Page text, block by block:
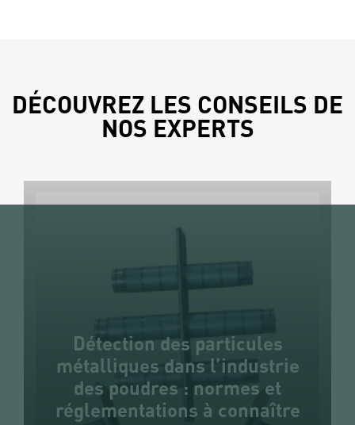
DÉCOUVREZ LES CONSEILS DE
NOS EXPERTS
Détection des particules
métalliques dans l’industrie
des poudres : normes et
réglementations à connaître